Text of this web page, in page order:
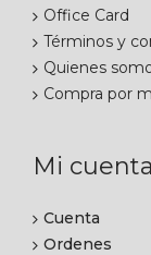
Office Card
Términos y
Quienes
Compra por
Mi cuenta
Cuenta
Ordenes